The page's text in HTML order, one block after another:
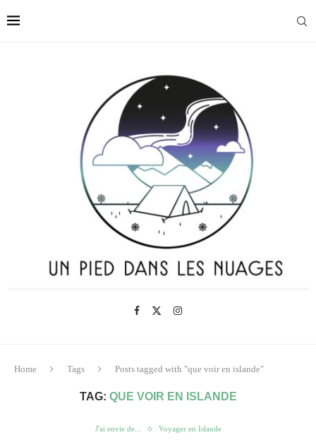
Home Tags Posts tagged with "que voir en islande"
TAG: QUE VOIR EN ISLANDE
J'ai envie de... Voyager en Islande